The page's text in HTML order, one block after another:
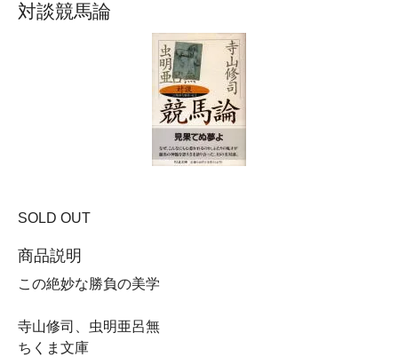
対談競馬論
SOLD OUT
商品説明
この絶妙な勝負の美学
寺山修司、虫明亜呂無
ちくま文庫